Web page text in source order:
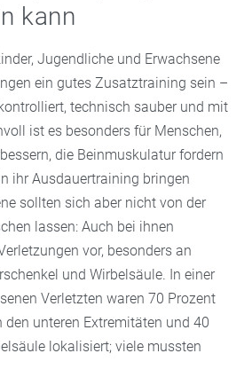
kann
Jugendliche und Erwachsene
ein gutes Zusatztraining sein –
technisch sauber und mit
ist es besonders für Menschen,
die Beinmuskulatur fordern
ihr Ausdauertraining bringen
sollten sich aber nicht von der
lassen: Auch bei ihnen
vor, besonders an
und Wirbelsäule. In einer
Verletzten waren 70 Prozent
den unteren Extremitäten und 40
lokalisiert; viele mussten